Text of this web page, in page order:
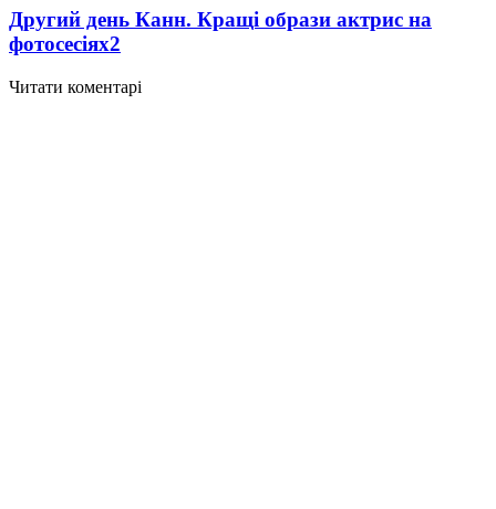
Другий день Канн. Кращі образи актрис на
фотосесіях2
Читати коментарі